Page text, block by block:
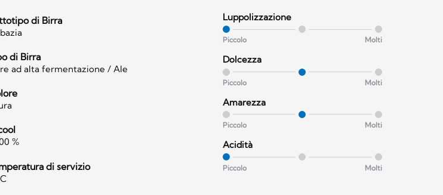
di Birra
di Birra
ad alta fermentazione / Ale
%
di servizio
Luppolizzazione
Piccolo Molti
Dolcezza
Piccolo Molti
Amarezza
Piccolo Molti
Acidità
Piccolo Molti